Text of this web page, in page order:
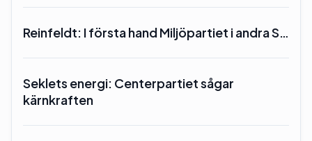
Reinfeldt: I första hand Miljöpartiet i andra S…
Seklets energi: Centerpartiet sågar
kärnkraften